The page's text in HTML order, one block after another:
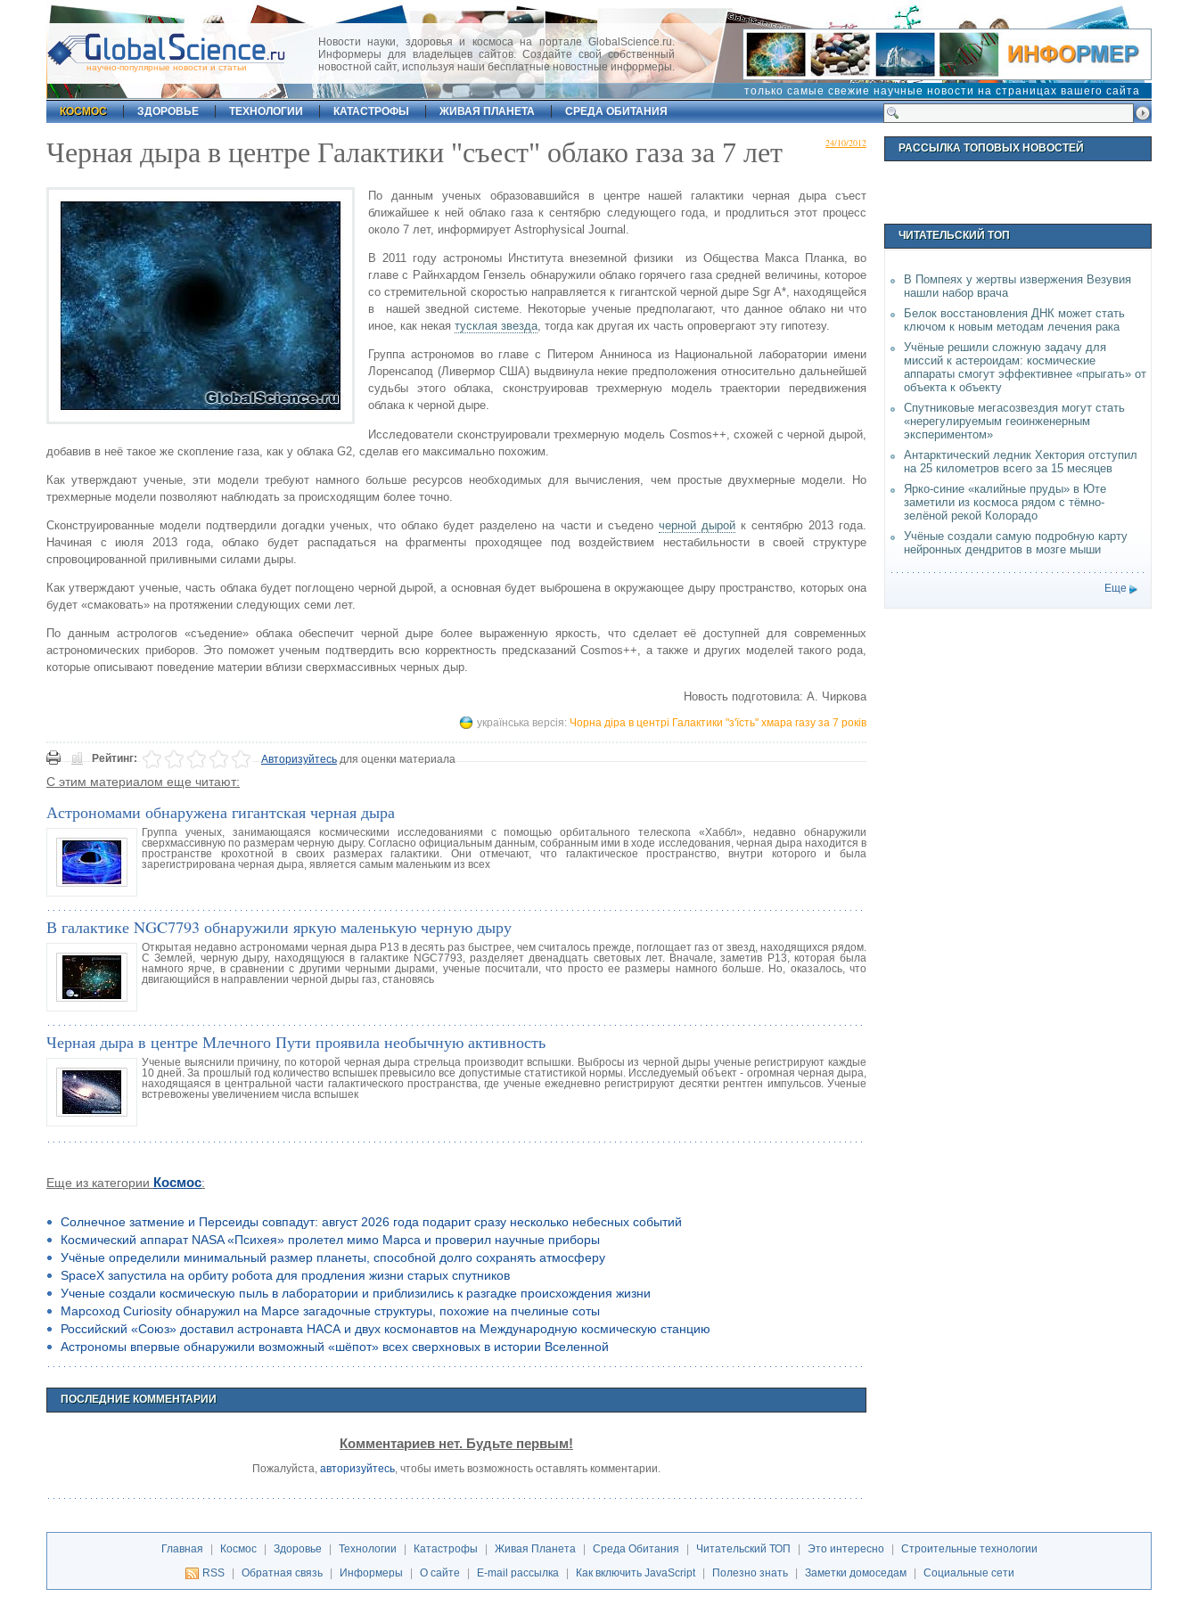
научно-популярные новости и статьи
Новости науки, здоровья и космоса на портале GlobalScience.ru.
Информеры для владельцев сайтов. Создайте свой собственный
новостной сайт, используя наши бесплатные новостные информеры.
только самые свежие научные новости на страницах вашего сайта
КОСМОС
ЗДОРОВЬЕ ТЕХНОЛОГИИ КАТАСТРОФЫ ЖИВАЯ ПЛАНЕТА СРЕДА ОБИТАНИЯ
24/10/2012
Черная дыра в центре Галактики "съест" облако газа за 7 лет
По данным ученых образовавшийся в центре нашей галактики черная дыра съест
ближайшее к ней облако газа к сентябрю следующего года, и продлиться этот процесс
около 7 лет, информирует Astrophysical Journal.
В 2011 году астрономы Института внеземной физики из Общества Макса Планка, во
главе с Райнхардом Гензель обнаружили облако горячего газа средней величины, которое
со стремительной скоростью направляется к гигантской черной дыре Sgr A*, находящейся
в нашей зведной системе. Некоторые ученые предполагают, что данное облако ни что
иное, как некая тусклая звезда, тогда как другая их часть опровергают эту гипотезу.
Группа астрономов во главе с Питером Анниноса из Национальной лаборатории имени
Лоренсапод (Ливермор США) выдвинула некие предположения относительно дальнейшей
судьбы этого облака, сконструировав трехмерную модель траектории передвижения
облака к черной дыре.
Исследователи сконструировали трехмерную модель Cosmos++, схожей с черной дырой,
добавив в неё такое же скопление газа, как у облака G2, сделав его максимально похожим.
Как утверждают ученые, эти модели требуют намного больше ресурсов необходимых для вычисления, чем простые двухмерные модели. Но
трехмерные модели позволяют наблюдать за происходящим более точно.
Сконструированные модели подтвердили догадки ученых, что облако будет разделено на части и съедено черной дыройк сентябрю 2013 года.
Начиная с июля 2013 года, облако будет распадаться на фрагменты проходящее под воздействием нестабильности в своей структуре
спровоцированной приливными силами дыры.
Как утверждают ученые, часть облака будет поглощено черной дырой, а основная будет выброшена в окружающее дыру пространство, которых она
будет «смаковать» на протяжении следующих семи лет.
По данным астрологов «съедение» облака обеспечит черной дыре более выраженную яркость, что сделает её доступней для современных
астрономических приборов. Это поможет ученым подтвердить всю корректность предсказаний Cosmos++, а также и других моделей такого рода,
которые описывают поведение материи вблизи сверхмассивных черных дыр.
Новость подготовила: А. Чиркова
українська версія: Чорна діра в центрі Галактики "з'їсть" хмара газу за 7 років
Рейтинг: Авторизуйтесьдля оценки материала
С этим материалом еще читают:
Астрономами обнаружена гигантская черная дыра
Группа ученых, занимающаяся космическими исследованиями с помощью орбитального телескопа «Хаббл», недавно обнаружили
сверхмассивную по размерам черную дыру. Согласно официальным данным, собранным ими в ходе исследования, черная дыра находится в
пространстве крохотной в своих размерах галактики. Они отмечают, что галактическое пространство, внутри которого и была
зарегистрирована черная дыра, является самым маленьким из всех
В галактике NGC7793 обнаружили яркую маленькую черную дыру
Открытая недавно астрономами черная дыра Р13 в десять раз быстрее, чем считалось прежде, поглощает газ от звезд, находящихся рядом.
С Землей, черную дыру, находящуюся в галактике NGC7793, разделяет двенадцать световых лет. Вначале, заметив Р13, которая была
намного ярче, в сравнении с другими черными дырами, ученые посчитали, что просто ее размеры намного больше. Но, оказалось, что
двигающийся в направлении черной дыры газ, становясь
Черная дыра в центре Млечного Пути проявила необычную активность
Ученые выяснили причину, по которой черная дыра стрельца производит вспышки. Выбросы из черной дыры ученые регистрируют каждые
10 дней. За прошлый год количество вспышек превысило все допустимые статистикой нормы. Исследуемый объект - огромная черная дыра,
находящаяся в центральной части галактического пространства, где ученые ежедневно регистрируют десятки рентген импульсов. Ученые
встревожены увеличением числа вспышек
Еще из категории Космос:
Солнечное затмение и Персеиды совпадут: август 2026 года подарит сразу несколько небесных событий
Космический аппарат NASA «Психея» пролетел мимо Марса и проверил научные приборы
Учёные определили минимальный размер планеты, способной долго сохранять атмосферу
SpaceX запустила на орбиту робота для продления жизни старых спутников
Ученые создали космическую пыль в лаборатории и приблизились к разгадке происхождения жизни
Марсоход Curiosity обнаружил на Марсе загадочные структуры, похожие на пчелиные соты
Российский «Союз» доставил астронавта НАСА и двух космонавтов на Международную космическую станцию
Астрономы впервые обнаружили возможный «шёпот» всех сверхновых в истории Вселенной
ПОСЛЕДНИЕ КОММЕНТАРИИ
Комментариев нет. Будьте первым!
Пожалуйста, авторизуйтесь , чтобы иметь возможность оставлять комментарии.
РАССЫЛКА ТОПОВЫХ НОВОСТЕЙ
ЧИТАТЕЛЬСКИЙ ТОП
В Помпеях у жертвы извержения Везувия
нашли набор врача
Белок восстановления ДНК может стать
ключом к новым методам лечения рака
Учёные решили сложную задачу для
миссий к астероидам: космические
аппараты смогут эффективнее «прыгать» от
объекта к объекту
Спутниковые мегасозвездия могут стать
«нерегулируемым геоинженерным
экспериментом»
Антарктический ледник Хектория отступил
на 25 километров всего за 15 месяцев
Ярко-синие «калийные пруды» в Юте
заметили из космоса рядом с тёмно-
зелёной рекой Колорадо
Учёные создали самую подробную карту
нейронных дендритов в мозге мыши
Еще
Главная | Космос | Здоровье | Технологии | Катастрофы | Живая Планета | Среда Обитания | Читательский ТОП | Это интересно |
Строительные технологии
RSS
| Обратная связь | Информеры | О сайте | E-mail рассылка | Как включить JavaScript | Полезно знать | Заметки домоседам | Социальные сети